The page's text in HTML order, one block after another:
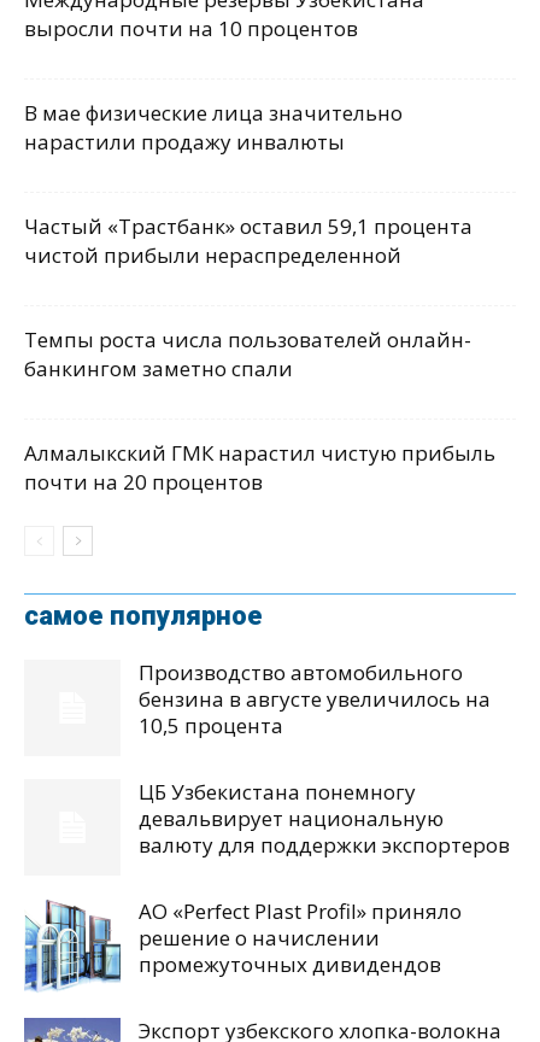
выросли почти на 10 процентов
В мае физические лица значительно
нарастили продажу инвалюты
Частый «Трастбанк» оставил 59,1 процента
чистой прибыли нераспределенной
Темпы роста числа пользователей онлайн-
банкингом заметно спали
Алмалыкский ГМК нарастил чистую прибыль
почти на 20 процентов
самое популярное
Производство автомобильного
бензина в августе увеличилось на
10,5 процента
ЦБ Узбекистана понемногу
девальвирует национальную
валюту для поддержки экспортеров
АО «Perfect Plast Profil» приняло
решение о начислении
промежуточных дивидендов
Экспорт узбекского хлопка-волокна